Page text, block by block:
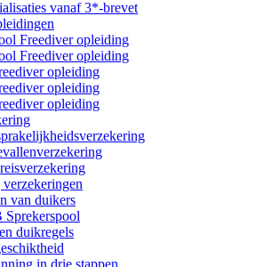
vanaf 3*-brevet
Freediver opleiding
Freediver opleiding
opleiding
opleiding
opleiding
van duikers
Sprekerspool
duikregels
in drie stappen